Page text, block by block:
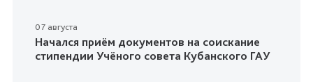
07 августа
Начался приём документов на соискание
стипендии Учёного совета Кубанского ГАУ